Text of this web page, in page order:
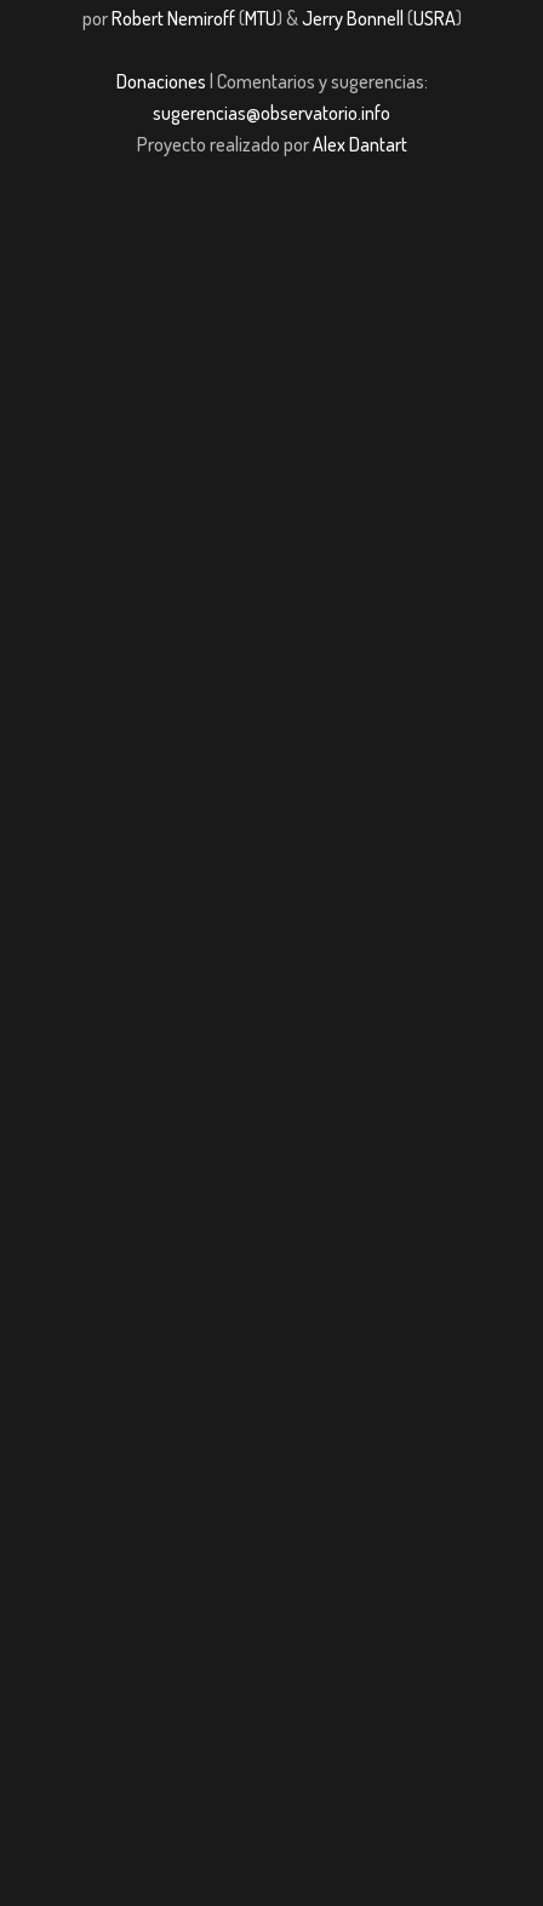
porRobert Nemiroff(MTU) &Jerry Bonnell (USRA)
Donaciones | Comentarios y sugerencias:
sugerencias@observatorio.info
Proyecto realizado porAlex Dantart